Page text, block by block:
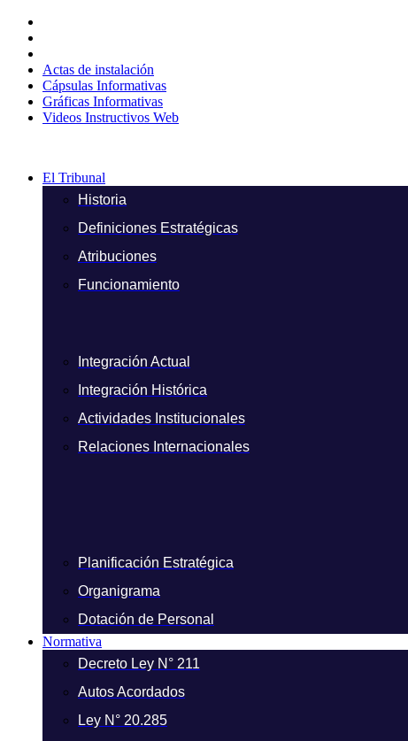
contenido
Actas de instalación
Cápsulas Informativas
Gráficas Informativas
Videos Instructivos Web
El Tribunal
Historia
Definiciones Estratégicas
Atribuciones
Funcionamiento
Integración Actual
Integración Histórica
Actividades Institucionales
Relaciones Internacionales
Planificación Estratégica
Organigrama
Dotación de Personal
Normativa
Decreto Ley N° 211
Autos Acordados
Ley N° 20.285